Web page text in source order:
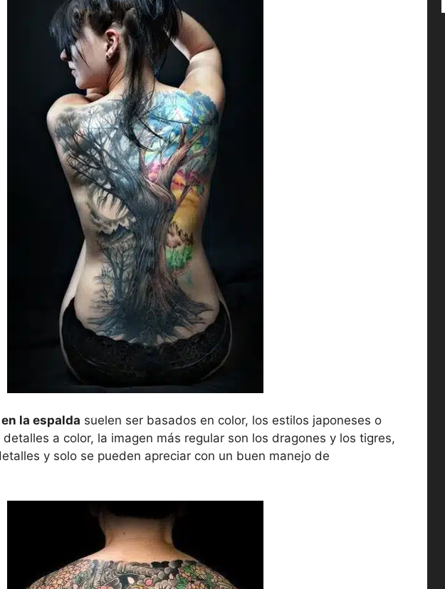
la espalda suelen ser basados en color, los estilos japoneses o
a color, la imagen más regular son los dragones y los tigres,
y solo se pueden apreciar con un buen manejo de